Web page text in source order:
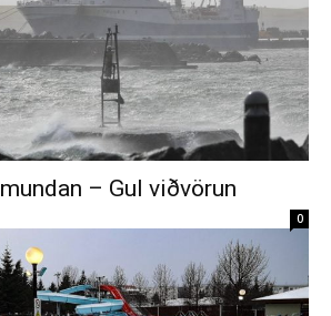
– Gul viðvörun
0